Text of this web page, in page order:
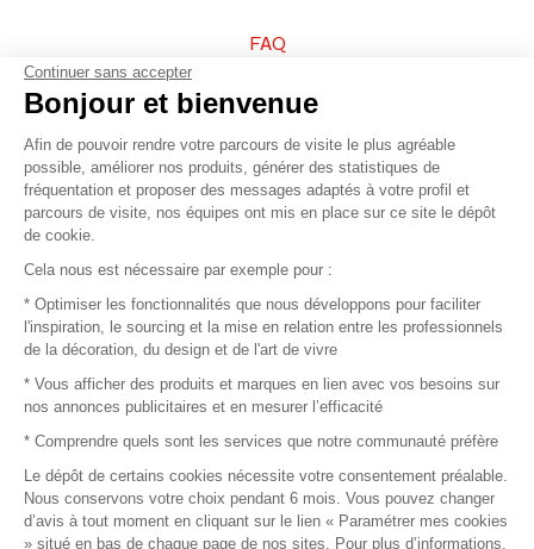
FAQ
Vendez vos produits
Plan du site
© 2016 –Organisation SAFI
Recrutement
Mentions légales
Conditions commerciales
Continuer sans accepter
Bonjour et bienvenue
Afin de pouvoir rendre votre parcours de visite le plus agréable
possible, améliorer nos produits, générer des statistiques de
fréquentation et proposer des messages adaptés à votre profil et
parcours de visite, nos équipes ont mis en place sur ce site le dépôt
de cookie.
Cela nous est nécessaire par exemple pour :
* Optimiser les fonctionnalités que nous développons pour faciliter
l'inspiration, le sourcing et la mise en relation entre les professionnels
de la décoration, du design et de l'art de vivre
* Vous afficher des produits et marques en lien avec vos besoins sur
nos annonces publicitaires et en mesurer l’efficacité
* Comprendre quels sont les services que notre communauté préfère
Le dépôt de certains cookies nécessite votre consentement préalable.
Nous conservons votre choix pendant 6 mois. Vous pouvez changer
d’avis à tout moment en cliquant sur le lien « Paramétrer mes cookies
» situé en bas de chaque page de nos sites. Pour plus d’informations,